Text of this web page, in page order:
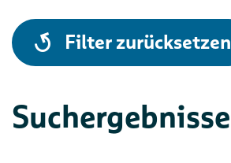
alle
Filter zurücksetzen
Suchergebnisse